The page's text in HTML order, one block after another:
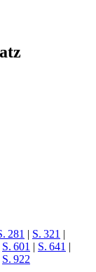
281 | S. 321 |
S. 601 | S. 641 |
S. 922